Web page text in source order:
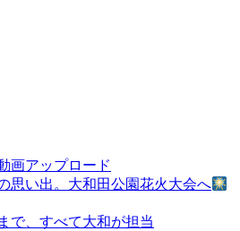
画アップロード
思い出。大和田公園花火大会へ
で、すべて大和が担当